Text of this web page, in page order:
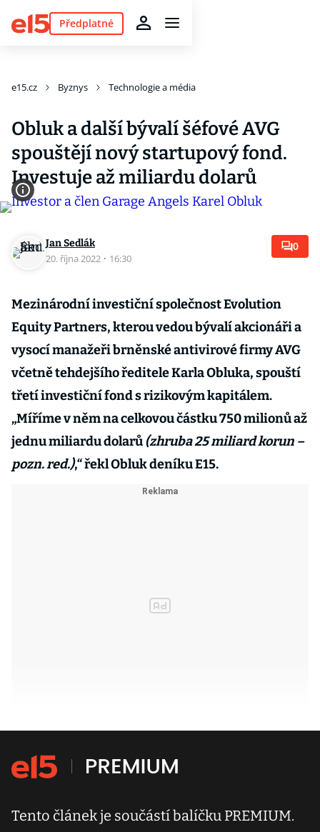
Předplatné
e15.cz Byznys Technologie a média
Obluk a další bývalí šéfové AVG
spouštějí nový startupový fond.
Investuje až miliardu dolarů
Jan Sedlák
20. října 2022 · 16:30
0
Mezinárodní investiční společnost Evolution
Equity Partners, kterou vedou bývalí akcionáři a
vysocí manažeři brněnské antivirové firmy AVG
včetně tehdejšího ředitele Karla Obluka, spouští
třetí investiční fond s rizikovým kapitálem.
„Míříme v něm na celkovou částku 750 milionů až
jednu miliardu dolarů(zhruba 25 miliard korun –
pozn. red.),“ řekl Obluk deníku E15.
Tento článek je součástí balíčku PREMIUM.